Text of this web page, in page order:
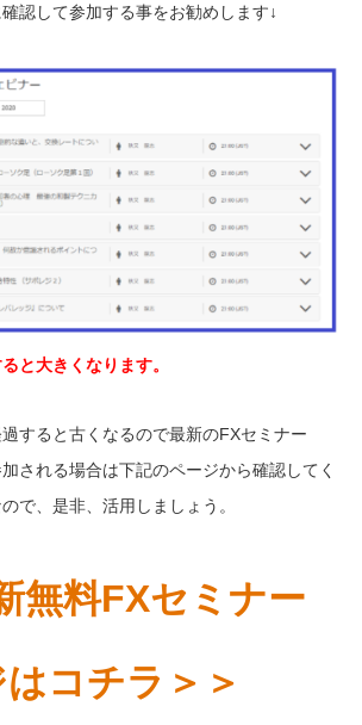
認して参加する事をお勧めします↓
と大きくなります。
すると古くなるので最新のFXセミナー
加される場合は下記のページから確認してく
で、是非、活用しましょう。
無料FXセミナー
コチラ＞＞